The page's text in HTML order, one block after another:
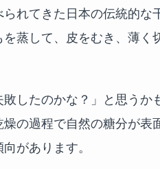
れてきた日本の伝統的な
蒸して、皮をむき、薄く
したのかな？」と思うか
の過程で自然の糖分が表
があります。